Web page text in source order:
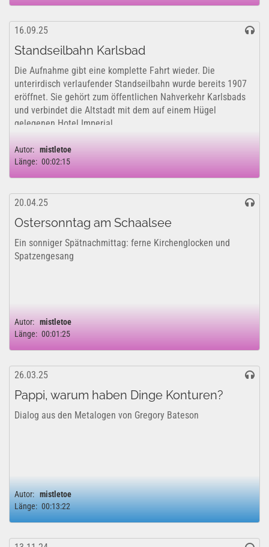
16.09.25
Standseilbahn Karlsbad
Die Aufnahme gibt eine komplette Fahrt wieder. Die
unterirdisch verlaufender Standseilbahn wurde bereits 1907
eröffnet. Sie gehört zum öffentlichen Nahverkehr Karlsbads
und verbindet die Altstadt mit dem auf einem Hügel
gelegenen Hotel Imperial. ...
Autor: mistletoe
Länge: 00:02:15
20.04.25
Ostersonntag am Schaalsee
Ein sonniger Spätnachmittag: ferne Kirchenglocken und
Spatzengesang
Autor: mistletoe
Länge: 00:01:25
26.03.25
Pappi, warum haben Dinge Konturen?
Dialog aus den Metalogen von Gregory Bateson
Autor: mistletoe
Länge: 00:13:22